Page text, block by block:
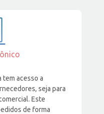
tem acesso a
seja para
Este
de forma